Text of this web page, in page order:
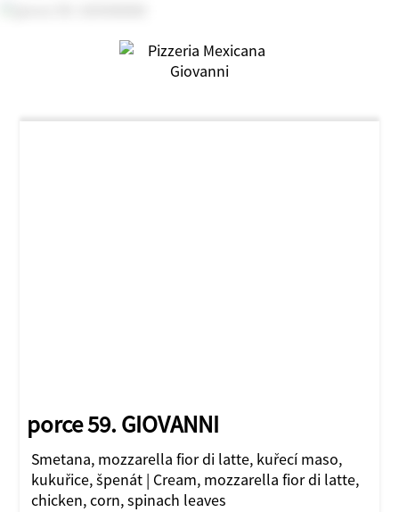
porce 59. GIOVANNI
Smetana, mozzarella fior di latte, kuřecí maso,
kukuřice, špenát | Cream, mozzarella fior di latte,
chicken, corn, spinach leaves